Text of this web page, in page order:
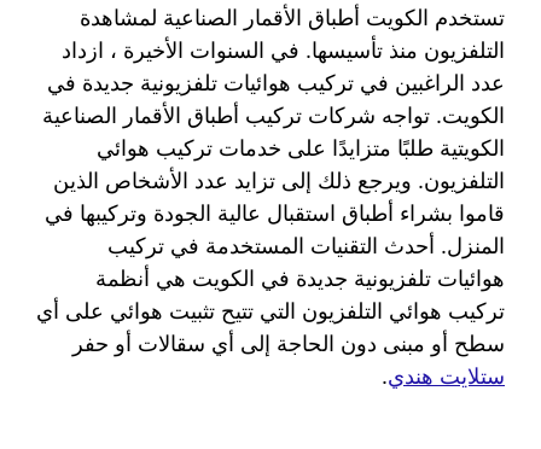
تستخدم الكويت أطباق الأقمار الصناعية لمشاهدة
التلفزيون منذ تأسيسها. في السنوات الأخيرة ، ازداد
عدد الراغبين في تركيب هوائيات تلفزيونية جديدة في
الكويت. تواجه شركات تركيب أطباق الأقمار الصناعية
الكويتية طلبًا متزايدًا على خدمات تركيب هوائي
التلفزيون. ويرجع ذلك إلى تزايد عدد الأشخاص الذين
قاموا بشراء أطباق استقبال عالية الجودة وتركيبها في
المنزل. أحدث التقنيات المستخدمة في تركيب
هوائيات تلفزيونية جديدة في الكويت هي أنظمة
تركيب هوائي التلفزيون التي تتيح تثبيت هوائي على أي
سطح أو مبنى دون الحاجة إلى أي سقالات أو حفر
ستلايت هندي.